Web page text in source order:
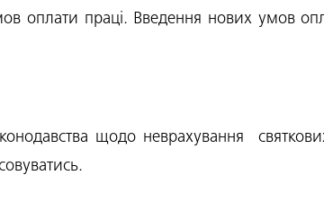
оплати праці. Введення нових умов
щодо неврахування